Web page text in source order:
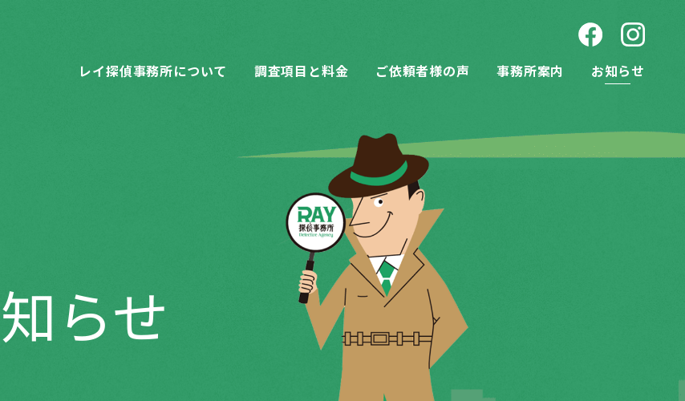
レイ探偵事務所について 調査項目と料金 ご依頼者様の声 事務所案内 お知らせ
らせ